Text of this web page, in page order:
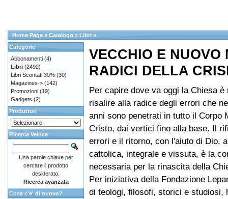
Home Page » Catalogo » Libri »
VECCHIO E NUOVO
RADICI DELLA
Per capire dove va oggi la Chiesa è
risalire alla radice degli errori che
anni sono penetrati in tutto il Corpo
Cristo, dai vertici fino alla base. Il
errori e il ritorno, con l'aiuto di Dio,
cattolica, integrale e vissuta, è la
necessaria per la rinascita della
Per iniziativa della Fondazione
di teologi, filosofi, storici e studiosi,
Categorie
Abbonamenti (4)
Libri (2492)
Libri Scontati 30% (30)
Magazines-> (142)
Promozioni (19)
Gadgets (2)
Produttori
Ricerca Veloce
Usa parole chiave per
cercare il prodotto
desiderato.
Ricerca avanzata
Cosa c'e' di nuovo?